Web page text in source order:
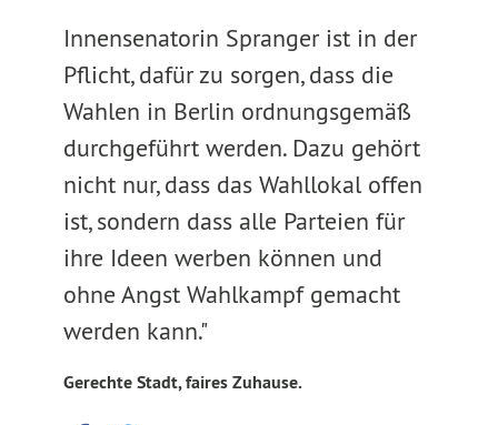
Innensenatorin Spranger ist in der
Pflicht, dafür zu sorgen, dass die
Wahlen in Berlin ordnungsgemäß
durchgeführt werden. Dazu gehört
nicht nur, dass das Wahllokal offen
ist, sondern dass alle Parteien für
ihre Ideen werben können und
ohne Angst Wahlkampf gemacht
werden kann."
Gerechte Stadt, faires Zuhause.